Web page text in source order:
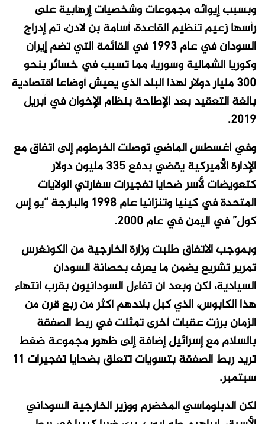
وبسبب إيوائه مجموعات وشخصيات إرهابية على
رأسها زعيم تنظيم القاعدة، أسامة بن لادن، تم إدراج
السودان في عام 1993 في القائمة التي تضم إيران
وكوريا الشمالية وسوريا، مما تسبب في خسائر بنحو
300 مليار دولار لهذا البلد الذي يعيش أوضاعا اقتصادية
بالغة التعقيد بعد الإطاحة بنظام الإخوان في أبريل
2019.
وفي أغسطس الماضي توصلت الخرطوم إلى اتفاق مع
الإدارة الأميركية يقضي بدفع 335 مليون دولار
كتعويضات لأسر ضحايا تفجيرات سفارتي الولايات
المتحدة في كينيا وتنزانيا عام 1998 والبارجة “يو إس
كول” في اليمن في عام 2000.
وبموجب الاتفاق طلبت وزارة الخارجية من الكونغرس
تمرير تشريع يضمن ما يعرف بحصانة السودان
السيادية، لكن وبعد أن تفاءل السودانيون بقرب انتهاء
هذا الكابوس، الذي كبل بلادهم أكثر من ربع قرن من
الزمان برزت عقبات أخرى تمثلت في ربط الصفقة
بالسلام مع إسرائيل إضافة إلى ظهور مجموعة ضغط
تريد ربط الصفقة بتسويات تتعلق بضحايا تفجيرات 11
سبتمبر.
لكن الدبلوماسي المخضرم ووزير الخارجية السوداني